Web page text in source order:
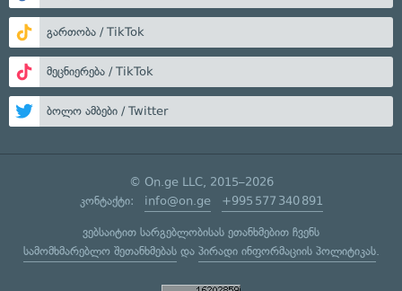
გართობა / TikTok
მეცნიერება / TikTok
ბოლო ამბები / Twitter
© On.ge LLC, 2015–2026
კონტაქტი: info@on.ge +995 577 340 891
ვებსაიტით სარგებლობისას ეთანხმებით ჩვენს
სამომხმარებლო შეთანხმებასდა პირადი ინფორმაციის პოლიტიკას.